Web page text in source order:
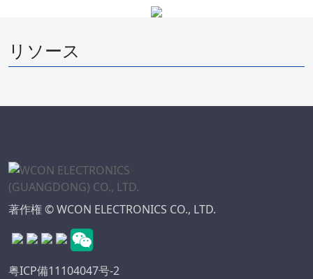
リソース
著作権 © WCON ELECTRONICS CO., LTD.
粤ICP備11104047号-2